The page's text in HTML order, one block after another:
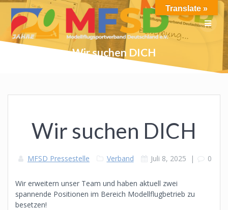
Skip
to
content
Wir suchen DICH
Wir suchen DICH
MFSD Pressestelle Verband Juli 8, 2025 | 0
Wir erweitern unser Team und haben aktuell zwei
spannende Positionen im Bereich Modellflugbetrieb zu
besetzen!
Translate »